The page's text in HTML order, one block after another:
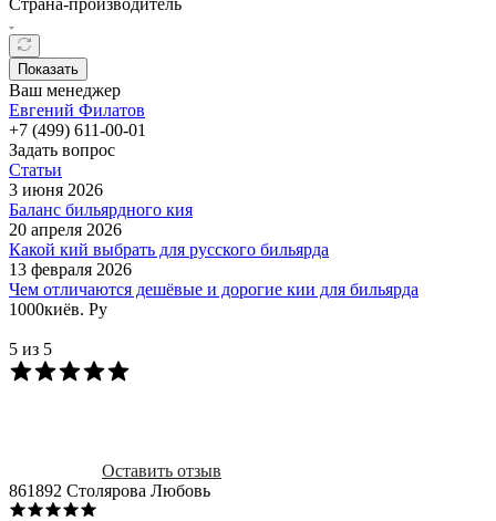
Показать
Ваш менеджер
Евгений Филатов
+7 (499) 611-00-01
Задать вопрос
Статьи
3 июня 2026
Баланс бильярдного кия
20 апреля 2026
Какой кий выбрать для русского бильярда
13 февраля 2026
Чем отличаются дешёвые и дорогие кии для бильярда
1000киёв. Ру
5 из 5
Оставить отзыв
861892 Столярова Любовь